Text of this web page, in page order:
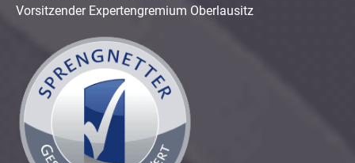
Vorsitzender Expertengremium Oberlausitz